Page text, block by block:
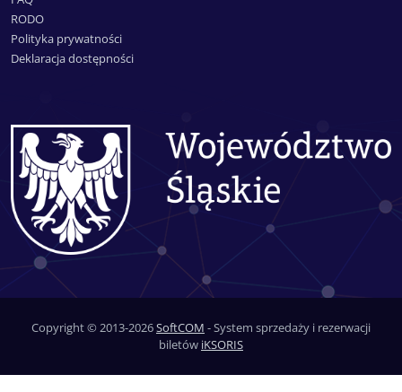
RODO
Polityka prywatności
Deklaracja dostępności
Copyright © 2013-2026SoftCOM - System sprzedaży i rezerwacji
biletów iKSORIS